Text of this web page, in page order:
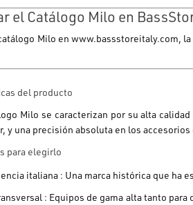
el Catálogo Milo en
Milo en www.bassstoreitaly.com,
del producto
Milo se caracterizan por su alta
y una precisión absoluta en los
para elegirlo
italiana : Una marca histórica que ha
: Equipos de gama alta tanto